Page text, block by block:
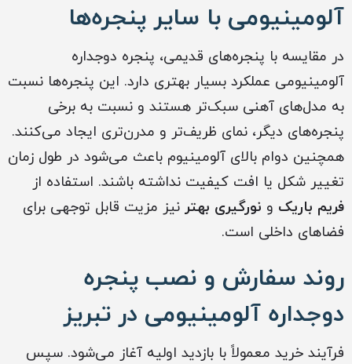
آلومینیومی با سایر پنجره‌ها
در مقایسه با پنجره‌های قدیمی، پنجره دوجداره
آلومینیومی عملکرد بسیار بهتری دارد. این پنجره‌ها نسبت
به مدل‌های آهنی سبک‌تر هستند و نسبت به برخی
پنجره‌های دیگر، نمای ظریف‌تر و مدرن‌تری ایجاد می‌کنند.
همچنین دوام بالای آلومینیوم باعث می‌شود در طول زمان
تغییر شکل یا افت کیفیت نداشته باشند. استفاده از
فریم باریک و نورگیری بهتر نیز مزیت قابل توجهی برای
فضاهای داخلی است.
روند سفارش و نصب پنجره
دوجداره آلومینیومی در تبریز
فرآیند خرید معمولاً با بازدید اولیه آغاز می‌شود. سپس